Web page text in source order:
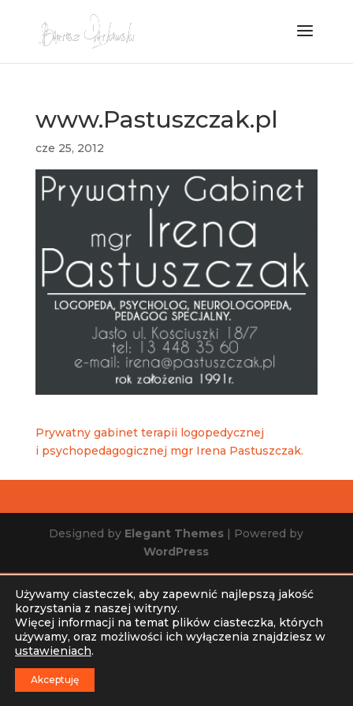
www.Pastuszczak.pl
cze 25, 2012
Prywatny gabinet terapii logopedycznej
i psychopedagogicznej mgr Irena Pastuszczak.
Designed by Elegant Themes | Powered by
WordPress
Używamy ciasteczek, aby zapewnić najlepszą jakość
korzystania z naszej witryny.
Więcej informacji na temat plików ciasteczka, których
używamy, oraz możliwości ich wyłączenia znajdziesz w
ustawieniach.
Akceptuję